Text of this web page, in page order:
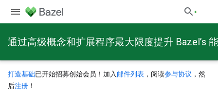
通过高级概念和扩展程序最大限度提升 Bazel’s
打造基础已开始招募创始会员！加入 邮件列表 ，阅读参与协议 ，然
后注册 ！